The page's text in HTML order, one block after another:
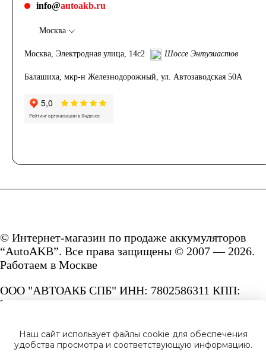
info@autoakb.ru
Москва
Москва, Электродная улица, 14с2 Шоссе Энтузиастов
Балашиха, мкр-н Железнодорожный, ул. Автозаводская 50А
© Интернет-магазин по продаже аккумуляторов
“AutoAKB”. Все права защищены © 2007 — 2026.
Работаем в Москве
ООО "АВТОАКБ СПБ" ИНН: 7802586311 КПП:
780201001 ОГРН: 1167847287156.
Сайт под защитой reCAPTCHA и Google
Privacy PolicyиTerms of Service.
Наш сайт использует файлы cookie для обеспечения
удобства просмотра и соответствующую информацию.